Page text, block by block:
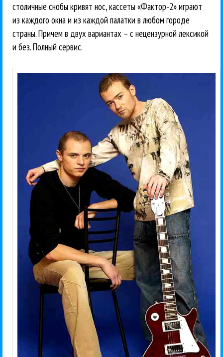
столичные снобы кривят нос, кассеты «Фактор-2» играют
из каждого окна и из каждой палатки в любом городе
страны. Причем в двух вариантах – с нецензурной лексикой
и без. Полный сервис.